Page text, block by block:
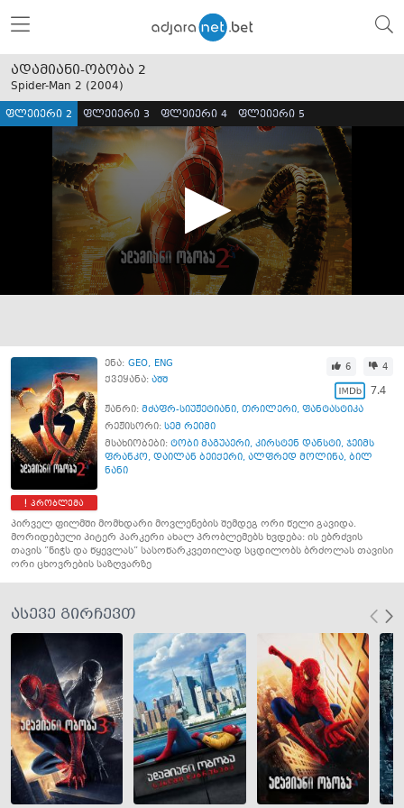
ადამიანი-ობობა 2
Spider-Man 2 (2004)
ფლეიერი 2 ფლეიერი 3 ფლეიერი 4 ფლეიერი 5
პრობლემა
ენა: GEO ENG
ქვეყანა: აშშ
6 4
7.4
ჟანრი: მძაფრ-სიუჟეტიანი, თრილერი, ფანტასტიკა
რეჟისორი: სემ რეიმი
მსახიობები: ტობი მაგუაერი, კირსტენ დანსტი, ჯეიმს
ფრანკო, დაილან ბეიქერი, ალფრედ მოლინა, ბილ
ნანი
პირველ ფილმში მომხდარი მოვლენების შემდეგ ორი წელი გავიდა.
მორიდებული პიტერ პარკერი ახალ პრობლემებს ხვდება: ის ებრძვის
თავის ”ნიჭს და წყევლას” სასოწარკვეთილად სცდილობს ბრძოლას თავისი
ორი ცხოვრების საზღვარზე
ასევე გირჩევთ